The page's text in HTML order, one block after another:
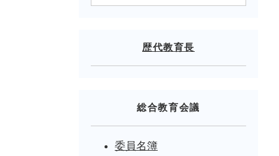
歴代教育長
総合教育会議
委員名簿